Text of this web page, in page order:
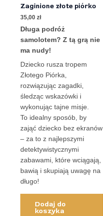
Oceniono
0
na
5
Zaginione złote piórko
35,00 zł
Długa podróż
samolotem? Z tą grą nie
ma nudy!
Dziecko rusza tropem
Złotego Piórka,
rozwiązując zagadki,
śledząc wskazówki i
wykonując tajne misje.
To idealny sposób, by
zająć dziecko bez ekranów
– za to z najlepszymi
detektywistycznymi
zabawami, które wciągają,
bawią i skupiają uwagę na
długo!
Dodaj do
koszyka